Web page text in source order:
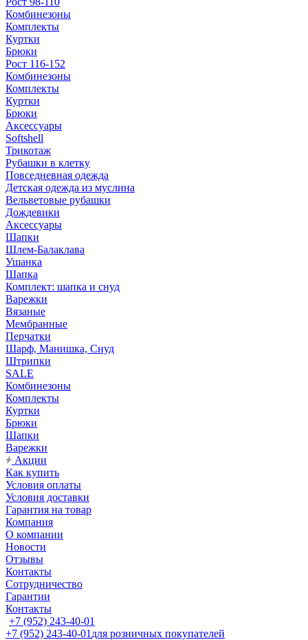
Комбинезоны
Комплекты
Куртки
Брюки
Рост 116-152
Комбинезоны
Комплекты
Куртки
Брюки
Аксессуары
Softshell
Трикотаж
Рубашки в клетку
Повседневная одежда
Детская одежда из муслина
Вельветовые рубашки
Дождевики
Аксессуары
Шапки
Шлем-Балаклава
Ушанка
Шапка
Комплект: шапка и снуд
Варежки
Вязаные
Мембранные
Перчатки
Шарф, Манишка, Снуд
Штрипки
SALE
Комбинезоны
Комплекты
Куртки
Брюки
Шапки
Варежки
Акции
Как купить
Условия оплаты
Условия доставки
Гарантия на товар
Компания
О компании
Новости
Отзывы
Контакты
Сотрудничество
Гарантии
Контакты
+7 (952) 243-40-01
+7 (952) 243-40-01 для розничных покупателей